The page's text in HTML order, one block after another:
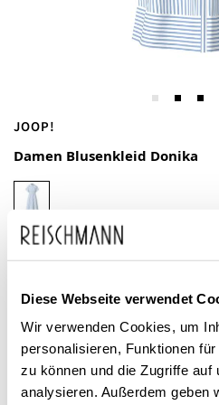
Diese Webseite verwendet
Wir verwenden Cookies, um
personalisieren, Funktionen
zu können und die Zugriffe auf
analysieren. Außerdem geben
Zum
Anfang
der
Bildgalerie
springen
JOOP!
Damen Blusenkleid Donika
Dieses Produkt ist exklusiv in
mit einem Klick auf „Vor Ort
Vor Ort